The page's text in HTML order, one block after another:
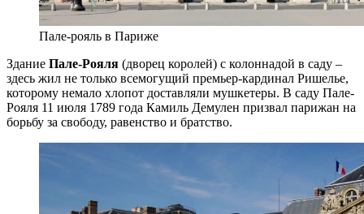
Пале-рояль в Париже
Здание Пале-Рояля (дворец королей) с колоннадой в саду –
здесь жил не только всемогущий премьер-кардинал Ришелье,
которому немало хлопот доставляли мушкетеры. В саду Пале-
Рояля 11 июля 1789 года Камиль Демулен призвал парижан на
борьбу за свободу, равенство и братство.